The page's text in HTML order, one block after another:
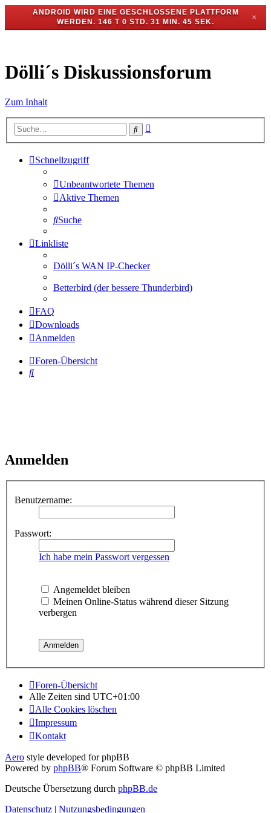
ANDROID WIRD EINE GESCHLOSSENE PLATTFORM
WERDEN. 146 T 0 STD. 31 MIN. 45 SEK.
✕
Dölli´s Diskussionsforum
Zum Inhalt
Suche
Schnellzugriff
Unbeantwortete Themen
Aktive Themen
Suche
Linkliste
Dölli´s WAN IP-Checker
Betterbird (der bessere Thunderbird)
FAQ
Downloads
Anmelden
Foren-Übersicht
Suche
Anmelden
Benutzername:
Passwort:
Ich habe mein Passwort vergessen
Angemeldet bleiben
Meinen Online-Status während dieser Sitzung
verbergen
Foren-Übersicht
Alle Zeiten sind UTC+01:00
Alle Cookies löschen
Impressum
Kontakt
Aero style developed for phpBB
Powered by phpBB® Forum Software © phpBB Limited
Deutsche Übersetzung durch phpBB.de
Datenschutz | Nutzungsbedingungen